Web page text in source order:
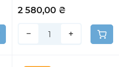
2 580,00 ₴
− +